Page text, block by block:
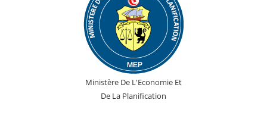
Ministère De L'Economie Et
De La Planification